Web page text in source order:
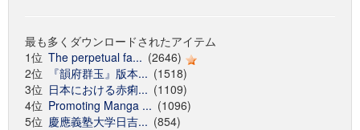
最も多くダウンロードされたアイテム
1位 The perpetual fa... (2646)
2位
『韻府群玉』版本... (1518)
3位 日本における赤痢... (1109)
4位 Promoting Manga ... (1096)
5位 慶應義塾大学日吉... (854)